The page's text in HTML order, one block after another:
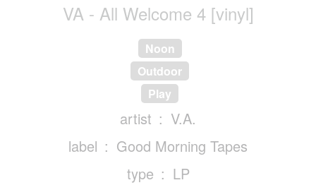
VA - All Welcome 4 [vinyl]
Noon
Outdoor
Play
artist
V.A.
label
Good Morning Tapes
type
LP